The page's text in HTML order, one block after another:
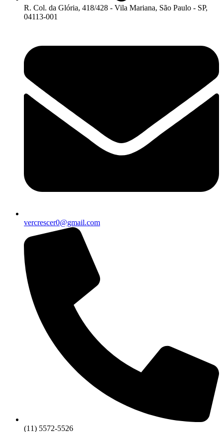
R. Col. da Glória, 418/428 - Vila Mariana, São Paulo - SP,
04113-001
vercrescer0@gmail.com
(11) 5572-5526